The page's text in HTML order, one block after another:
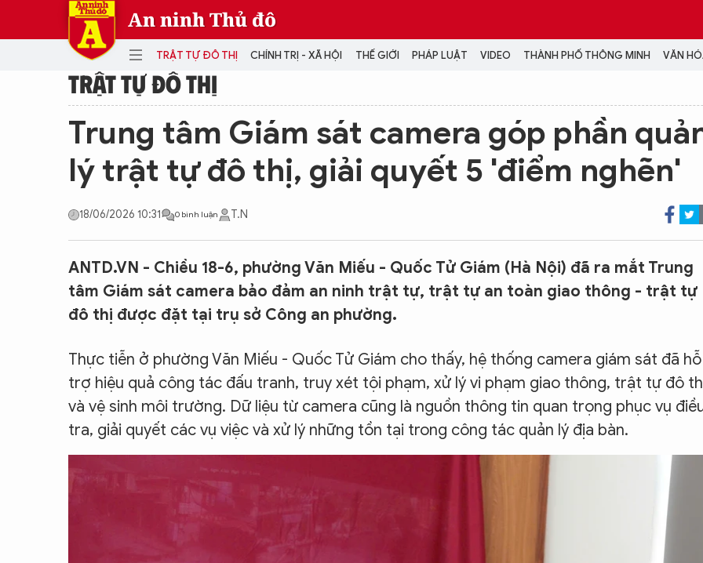
An ninh Thủ đô
TRẬT TỰ ĐÔ THỊ CHÍNH TRỊ - XÃ HỘI THẾ GIỚI PHÁP LUẬT VIDEO THÀNH PHỐ THÔNG MINH VĂN
TRẬT TỰ ĐÔ THỊ CHÍNH TRỊ - XÃ HỘI
Đại hội Đảng
THẾ GIỚI PHÁP LUẬT
THÀNH PHỐ THÔNG MINH
THỂ THAO
SỐNG Ở HÀ NỘI
KINH DOANH
MULTIMEDIA
Podcast
Video
Infographic
CON ĐƯỜNG KHỞI NGHIỆP
PODCAST
LỊCH VẠN SỰ
TRẬT TỰ ĐÔ THỊ
Trung tâm Giám sát camera góp phần
lý trật tự đô thị, giải quyết 5 'điểm nghẽn'
18/06/2026 10:31 0 bình luận T.N
ANTD.VN - Chiều 18-6, phường Văn Miếu - Quốc Tử Giám (Hà Nội) đã ra mắt Trung
tâm Giám sát camera bảo đảm an ninh trật tự, trật tự an toàn giao thông - trật tự
đô thị được đặt tại trụ sở Công an phường.
Thực tiễn ở phường Văn Miếu - Quốc Tử Giám cho thấy, hệ thống camera giám sát đã hỗ
trợ hiệu quả công tác đấu tranh, truy xét tội phạm, xử lý vi phạm giao thông, trật tự đô
và vệ sinh môi trường. Dữ liệu từ camera cũng là nguồn thông tin quan trọng phục vụ
tra, giải quyết các vụ việc và xử lý những tồn tại trong công tác quản lý địa bàn.